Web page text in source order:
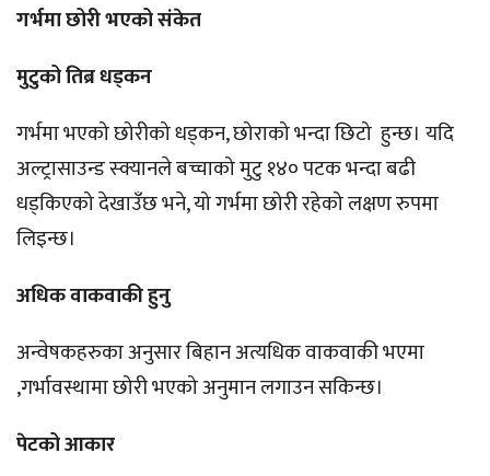
गर्भमा छोरी भएको संकेत
मुटुको तिब्र धड्कन
गर्भमा भएको छोरीको धड्कन, छोराको भन्दा छिटो हुन्छ। यदि
अल्ट्रासाउन्ड स्क्यानले बच्चाको मुटु १४० पटक भन्दा बढी
धड्किएको देखाउँछ भने, यो गर्भमा छोरी रहेको लक्षण रुपमा
लिइन्छ।
अधिक वाकवाकी हुनु
अन्वेषकहरुका अनुसार बिहान अत्यधिक वाकवाकी भएमा
,गर्भावस्थामा छोरी भएको अनुमान लगाउन सकिन्छ।
पेटको आकार